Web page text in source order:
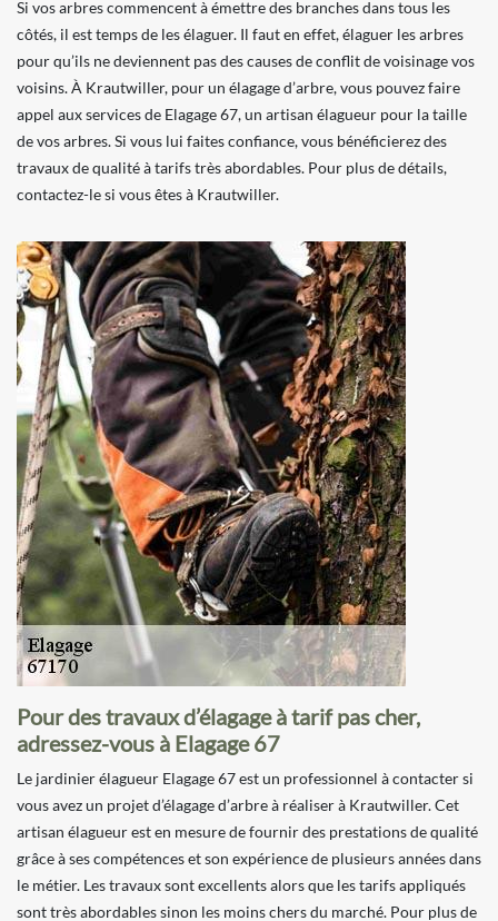
Si vos arbres commencent à émettre des branches dans tous les
côtés, il est temps de les élaguer. Il faut en effet, élaguer les arbres
pour qu’ils ne deviennent pas des causes de conflit de voisinage vos
voisins. À Krautwiller, pour un élagage d’arbre, vous pouvez faire
appel aux services de Elagage 67, un artisan élagueur pour la taille
de vos arbres. Si vous lui faites confiance, vous bénéficierez des
travaux de qualité à tarifs très abordables. Pour plus de détails,
contactez-le si vous êtes à Krautwiller.
Pour des travaux d’élagage à tarif pas cher,
adressez-vous à Elagage 67
Le jardinier élagueur Elagage 67 est un professionnel à contacter si
vous avez un projet d’élagage d’arbre à réaliser à Krautwiller. Cet
artisan élagueur est en mesure de fournir des prestations de qualité
grâce à ses compétences et son expérience de plusieurs années dans
le métier. Les travaux sont excellents alors que les tarifs appliqués
sont très abordables sinon les moins chers du marché. Pour plus de